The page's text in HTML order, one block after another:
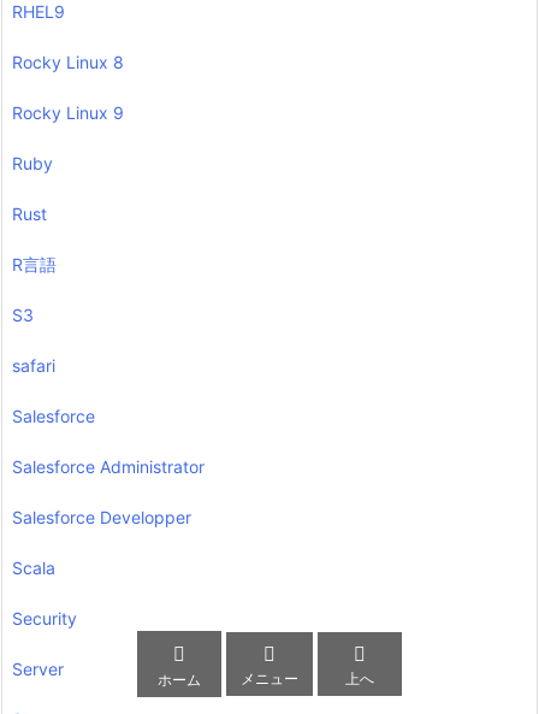
RHEL9
Rocky Linux 8
Rocky Linux 9
Ruby
Rust
R言語
S3
safari
Salesforce
Salesforce Administrator
Salesforce Developper
Scala
Security
Server

ホーム

メニュー

上へ